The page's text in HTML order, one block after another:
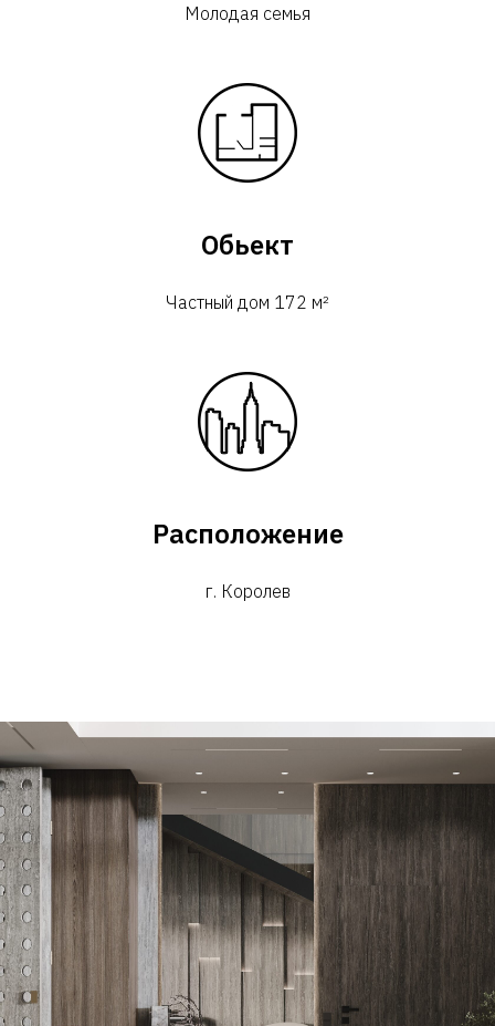
Молодая семья
Обьект
Частный дом 172 м²
Расположение
г. Королев